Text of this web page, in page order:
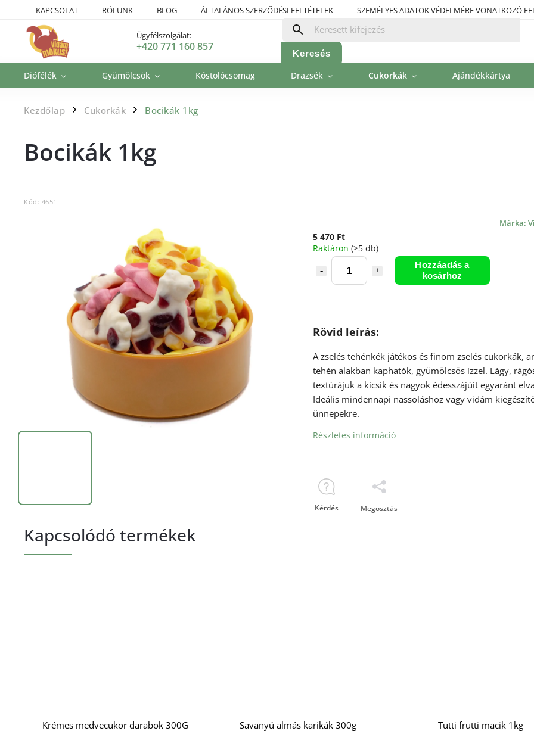
KAPCSOLAT RÓLUNK BLOG ÁLTALÁNOS SZERZŐDÉSI FELTÉTELEK SZEMÉLYES ADATOK VÉDELMÉRE VONATKOZÓ
SZÁLLÍTÁSI POLITIKA
FIZETÉSI LEHETŐSÉGEK
Ügyfélszolgálat:
+420 771 160 857
Keresés
Diófélék Gyümölcsök Kóstolócsomag Drazsék Cukorkák Ajándékkártya
Kezdőlap / Cukorkák / Bocikák 1kg
Bocikák 1kg
Kód: 4651
Márka:
5 470 Ft
Raktáron (>5 db)
Hozzáadás a
kosárhoz
Rövid leírás:
A zselés tehénkék játékos és finom zselés cukorkák,
tehén alakban kaphatók, gyümölcsös ízzel. Lágy,
textúrájuk a kicsik és nagyok édesszájúit egyaránt
Ideális mindennapi nassoláshoz vagy vidám
ünnepekre.
Részletes információ
Kérdés Megosztás
Kapcsolódó termékek
Krémes medvecukor darabok 300G Savanyú almás karikák 300g Tutti frutti macik 1kg